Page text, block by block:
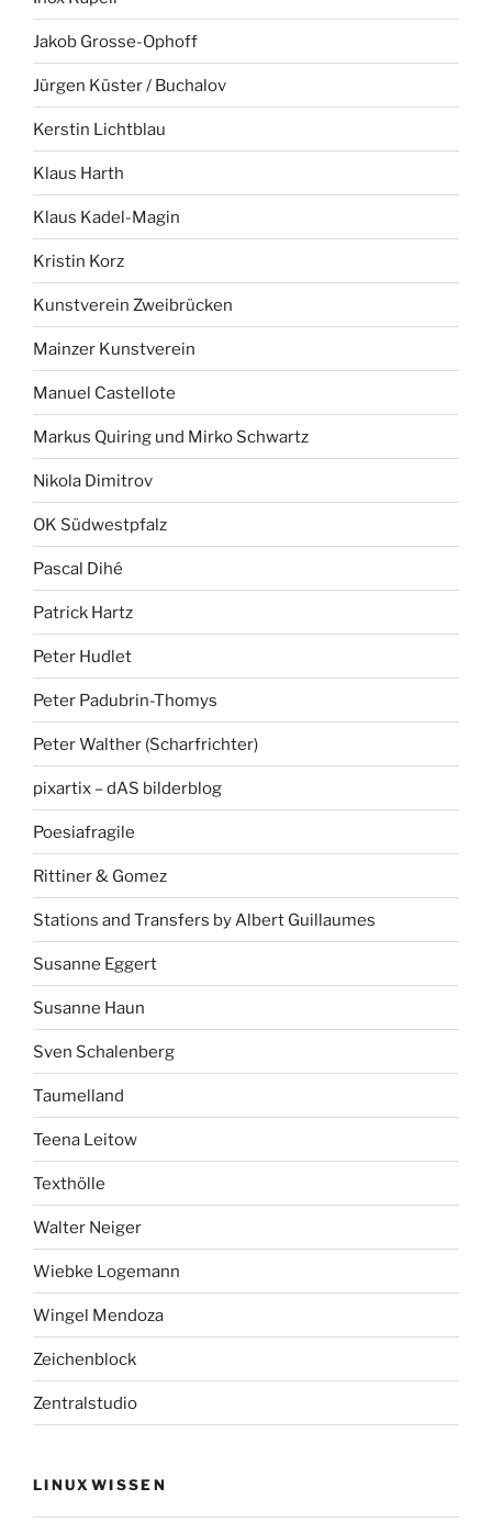
Jakob Grosse-Ophoff
Jürgen Küster / Buchalov
Kerstin Lichtblau
Klaus Harth
Klaus Kadel-Magin
Kristin Korz
Kunstverein Zweibrücken
Mainzer Kunstverein
Manuel Castellote
Markus Quiring und Mirko Schwartz
Nikola Dimitrov
OK Südwestpfalz
Pascal Dihé
Patrick Hartz
Peter Hudlet
Peter Padubrin-Thomys
Peter Walther (Scharfrichter)
pixartix – dAS bilderblog
Poesiafragile
Rittiner & Gomez
Stations and Transfers by Albert Guillaumes
Susanne Eggert
Susanne Haun
Sven Schalenberg
Taumelland
Teena Leitow
Texthölle
Walter Neiger
Wiebke Logemann
Wingel Mendoza
Zeichenblock
Zentralstudio
LINUXWISSEN